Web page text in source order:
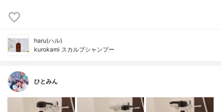
haru(ハル)
kurokami スカルプシャンプー
ひとみん